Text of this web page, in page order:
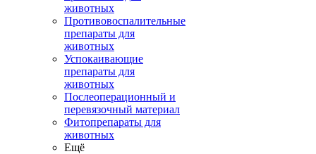
животных
Противовоспалительные
препараты для
животных
Успокаивающие
препараты для
животных
Послеоперационный и
перевязочный материал
Фитопрепараты для
животных
Ещё